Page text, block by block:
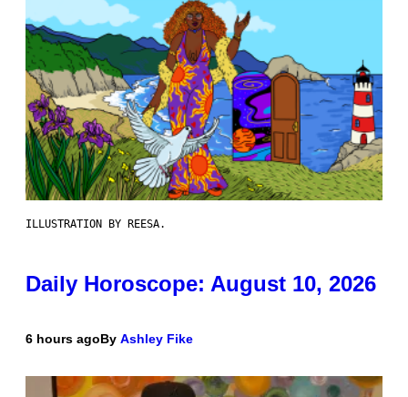
ILLUSTRATION BY REESA.
Daily Horoscope: August 10, 2026
6 hours agoBy Ashley Fike